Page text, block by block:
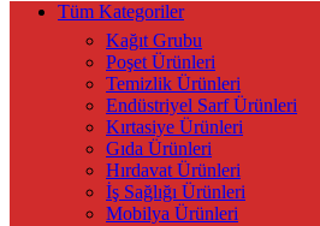
Tüm Kategoriler
Kağıt Grubu
Poşet Ürünleri
Temizlik Ürünleri
Endüstriyel Sarf Ürünleri
Kırtasiye Ürünleri
Gıda Ürünleri
Hırdavat Ürünleri
İş Sağlığı Ürünleri
Mobilya Ürünleri